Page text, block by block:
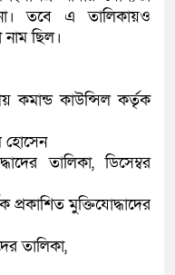
তবে এ তালিকায়ও
নাম ছিল।
কমান্ড কাউন্সিল কর্তৃক
হোসেন
তালিকা, ডিসেম্বর
প্রকাশিত মুক্তিযোদ্ধাদের
তালিকা,